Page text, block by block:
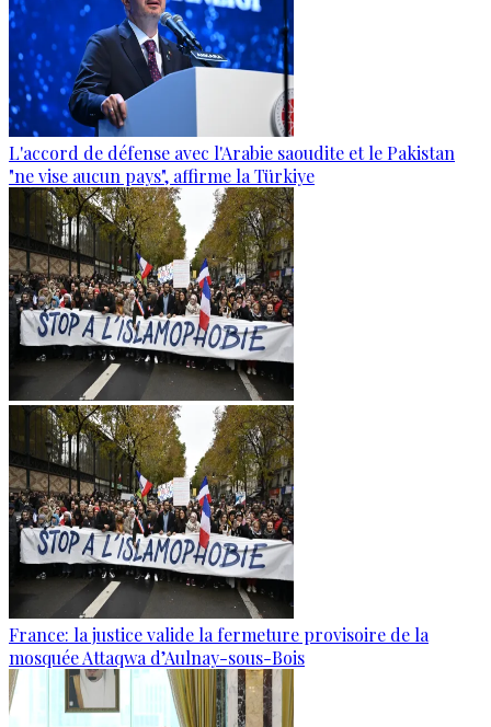
L'accord de défense avec l'Arabie saoudite et le Pakistan
"ne vise aucun pays", affirme la Türkiye
France: la justice valide la fermeture provisoire de la
mosquée Attaqwa d’Aulnay-sous-Bois